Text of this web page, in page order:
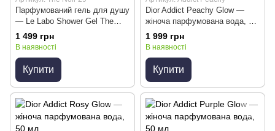
Парфумований гель для душу
— Le Labo Shower Gel The
Noir 29, 237ml
1 499 грн
В наявності
Купити
Dior Addict Peachy Glow —
жіноча парфумована вода, 50
мл
1 999 грн
В наявності
Купити